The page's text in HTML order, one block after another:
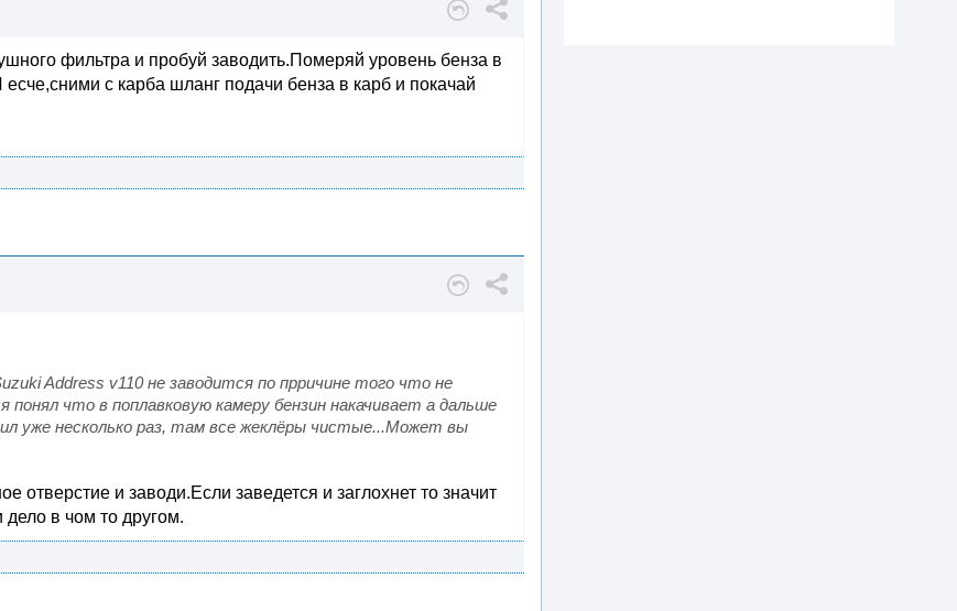
фильтра и пробуй заводить.Померяй уровень бенза в
с карба шланг подачи бенза в карб и покачай
Address v110 не заводится по прричине того что не
что в поплавковую камеру бензин накачивает а дальше
уже несколько раз, там все жеклёры чистые...Может вы
отверстие и заводи.Если заведется и заглохнет то значит
дело в чом то другом.